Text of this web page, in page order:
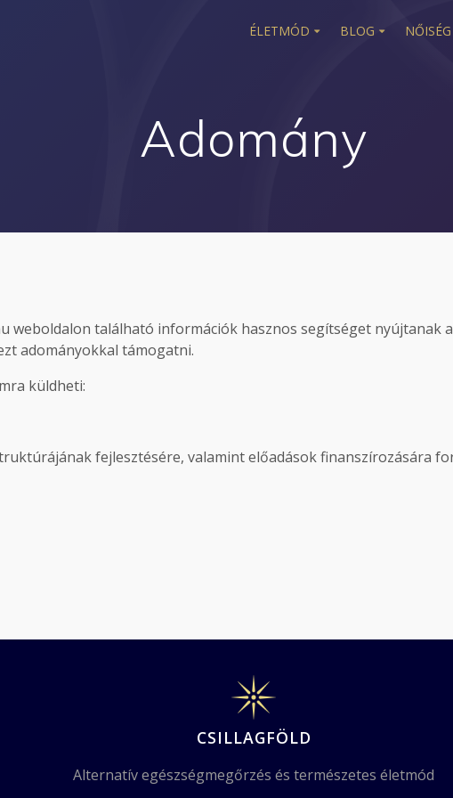
ÉLETMÓD BLOG NŐISÉG
Adomány
weboldalon található információk hasznos segítséget nyújtanak
adományokkal támogatni.
küldheti:
fejlesztésére, valamint előadások finanszírozására
CSILLAGFÖLD
Alternatív egészségmegőrzés és természetes életmód